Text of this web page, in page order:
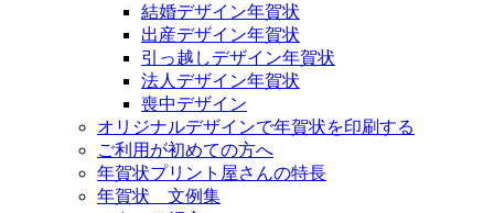
結婚デザイン年賀状
出産デザイン年賀状
引っ越しデザイン年賀状
法人デザイン年賀状
喪中デザイン
オリジナルデザインで年賀状を印刷する
ご利用が初めての方へ
年賀状プリント屋さんの特長
年賀状 文例集